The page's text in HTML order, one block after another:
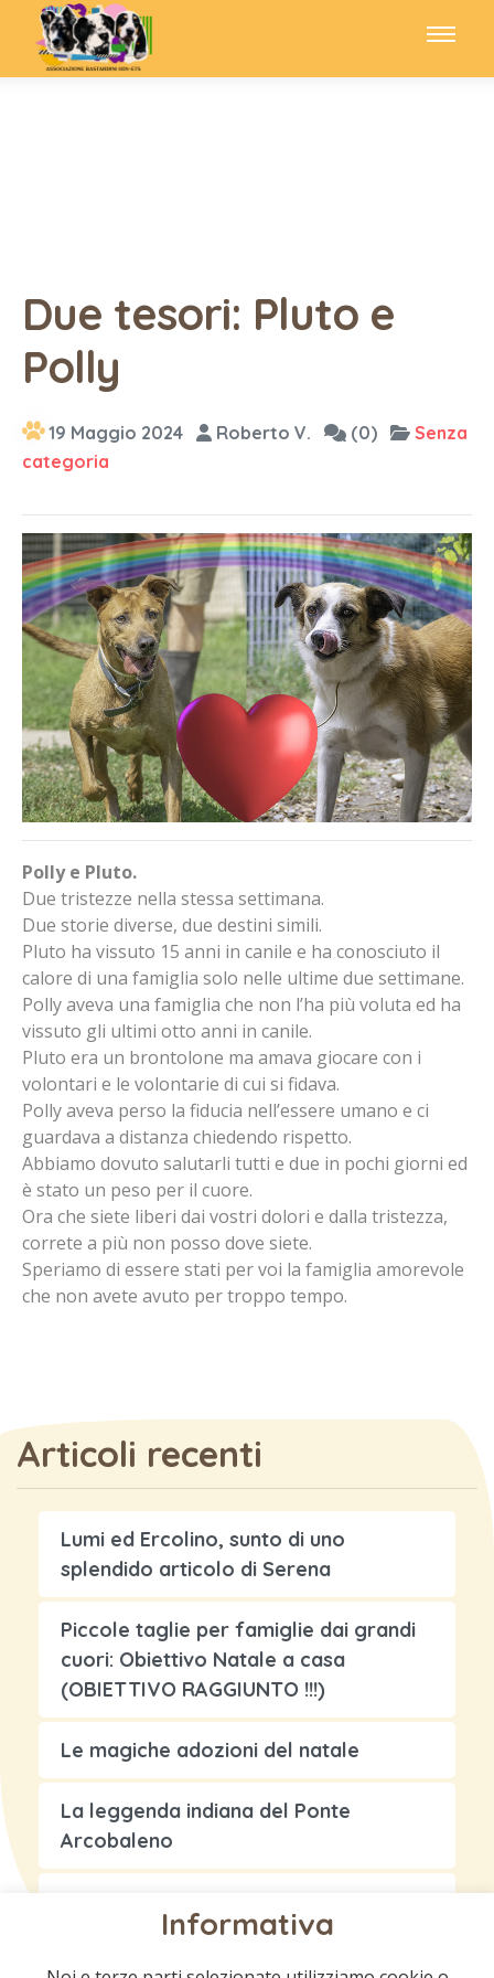
Due tesori: Pluto e
Polly
19 Maggio 2024 Roberto V. (0)
Senza
categoria
Polly e Pluto.
Due tristezze nella stessa settimana.
Due storie diverse, due destini simili.
Pluto ha vissuto 15 anni in canile e ha conosciuto il
calore di una famiglia solo nelle ultime due settimane.
Polly aveva una famiglia che non l’ha più voluta ed ha
vissuto gli ultimi otto anni in canile.
Pluto era un brontolone ma amava giocare con i
volontari e le volontarie di cui si fidava.
Polly aveva perso la fiducia nell’essere umano e ci
guardava a distanza chiedendo rispetto.
Abbiamo dovuto salutarli tutti e due in pochi giorni ed
è stato un peso per il cuore.
Ora che siete liberi dai vostri dolori e dalla tristezza,
correte a più non posso dove siete.
Speriamo di essere stati per voi la famiglia amorevole
che non avete avuto per troppo tempo.
Articoli recenti
Lumi ed Ercolino, sunto di uno
splendido articolo di Serena
Piccole taglie per famiglie dai grandi
cuori: Obiettivo Natale a casa
(OBIETTIVO RAGGIUNTO !!!)
Le magiche adozioni del natale
La leggenda indiana del Ponte
Arcobaleno
Informativa